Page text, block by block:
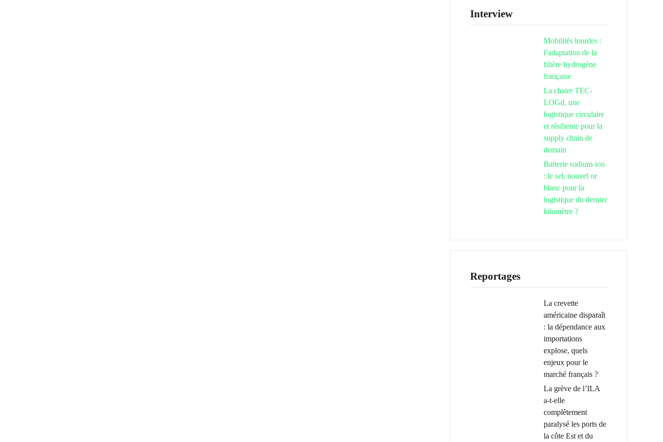
Interview
Mobilités lourdes :
l’adaptation de la
filière hydrogène
française
La chaire TEC-
LOGd, une
logistique circulaire
et résiliente pour la
supply chain de
demain
Batterie sodium-ion
: le sel, nouvel or
blanc pour la
logistique du dernier
kilomètre ?
Reportages
La crevette
américaine disparaît
: la dépendance aux
importations
explose, quels
enjeux pour le
marché français ?
La grève de l’ILA
a-t-elle
complètement
paralysé les ports de
la côte Est et du